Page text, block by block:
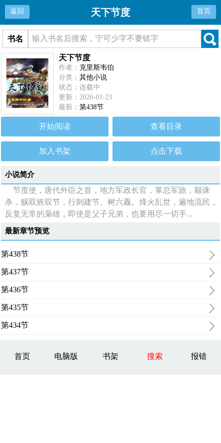
返回 天下节度 首页
书名
天下节度
作者：克里斯韦伯
分类：其他小说
状态：连载中
更新：2026-01-23
最新：第438节
开始阅读 查看目录
加入书架 点击下载
小说简介
节度使，唐代外臣之首，地方军政长官，掌总军旅，颛诛
杀，赐双旌双节，行则建节、树六纛。烽火乱世，遍地流民，
反复无常的枭雄，即使是父子兄弟，也要用尽一切手...
最新章节预览
第438节
第437节
第436节
第435节
第434节
首页 电脑版 书架 搜索 报错